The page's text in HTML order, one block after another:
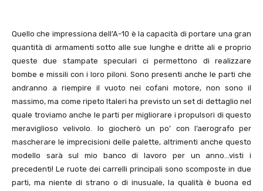
Quello che impressiona dell’A-10 è la capacità di portare una gran
quantità di armamenti sotto alle sue lunghe e dritte ali e proprio
queste due stampate speculari ci permettono di realizzare
bombe e missili con i loro piloni. Sono presenti anche le parti che
andranno a riempire il vuoto nei cofani motore, non sono il
massimo, ma come ripeto Italeri ha previsto un set di dettaglio nel
quale troviamo anche le parti per migliorare i propulsori di questo
meraviglioso velivolo. Io giocherò un po’ con l’aerografo per
mascherare le imprecisioni delle palette, altrimenti anche questo
modello sarà sul mio banco di lavoro per un anno…visti i
precedenti! Le ruote dei carrelli principali sono scomposte in due
parti, ma niente di strano o di inusuale, la qualità è buona ed